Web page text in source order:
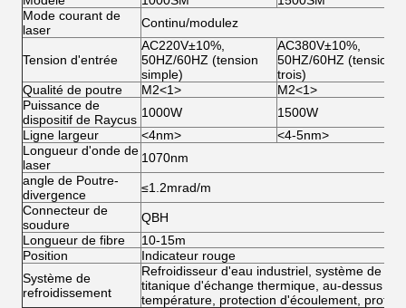
Mode courant de
laser
Continu/modulez
Tension d'entrée
AC220V±10%,
50HZ/60HZ (tension
simple)
AC380V±10%,
50HZ/60HZ (tension
trois)
Qualité de poutre
M2<1> M2<1>
Puissance de
dispositif de Raycus 1000W
1500W
Ligne largeur
<4nm>
<4-5nm>
Longueur d'onde de
laser
1070nm
angle de Poutre-
divergence
≤1.2mrad/m
Connecteur de
soudure
QBH
Longueur de fibre
10-15m
Position
Indicateur rouge
Système de
refroidissement
Refroidisseur d'eau industriel, système de
titanique d'échange thermique, au-dessus
température, protection d'écoulement,